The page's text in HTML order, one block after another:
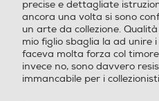
precise e dettagliate
ancora una volta si sono
un arte da collezione.
mio figlio sbaglia la ad unire
faceva molta forza col
invece no, sono davvero
immancabile per i